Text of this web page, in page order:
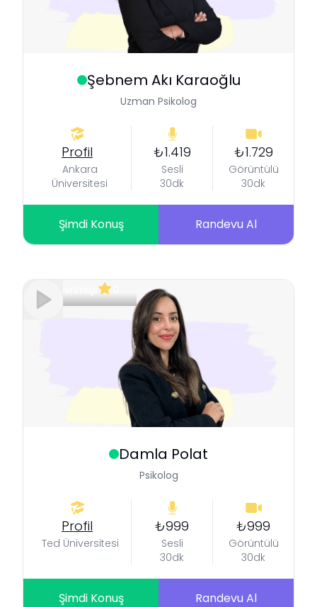
Şebnem Akı Karaoğlu
Uzman Psikolog
Profil
Ankara
Üniversitesi
₺1.419
Sesli
30dk
₺1.729
Görüntülü
30dk
Şimdi Konuş Randevu Al
Damla Polat
Psikolog
Profil
Ted Üniversitesi
₺999
Sesli
30dk
₺999
Görüntülü
30dk
Şimdi Konuş Randevu Al